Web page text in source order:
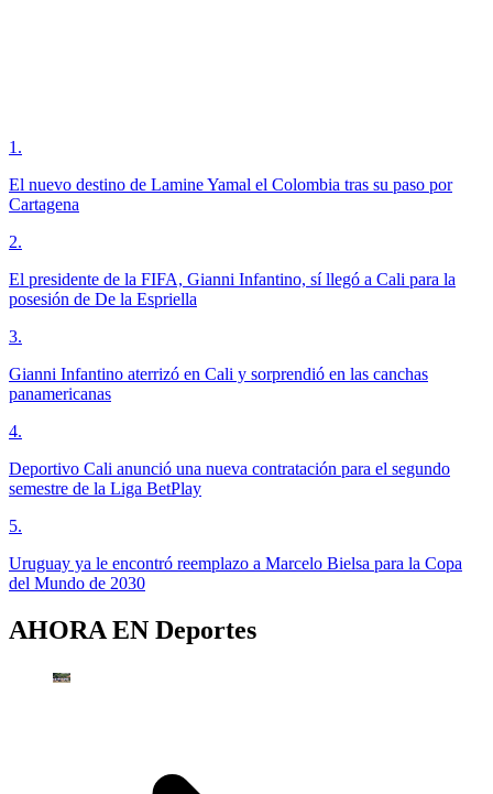
1 .
El nuevo destino de Lamine Yamal el Colombia tras su paso por
Cartagena
2.
El presidente de la FIFA, Gianni Infantino, sí llegó a Cali para la
posesión de De la Espriella
3.
Gianni Infantino aterrizó en Cali y sorprendió en las canchas
panamericanas
4.
Deportivo Cali anunció una nueva contratación para el segundo
semestre de la Liga BetPlay
5.
Uruguay ya le encontró reemplazo a Marcelo Bielsa para la Copa
del Mundo de 2030
AHORA EN Deportes